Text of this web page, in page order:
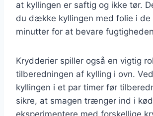
at kyllingen er saftig og ikke tør.
du dække kyllingen med folie i
minutter for at bevare
Krydderier spiller også en vigtig
tilberedningen af kylling i ovn.
kyllingen i et par timer før
sikre, at smagen trænger ind i
eksperimentere med forskellige